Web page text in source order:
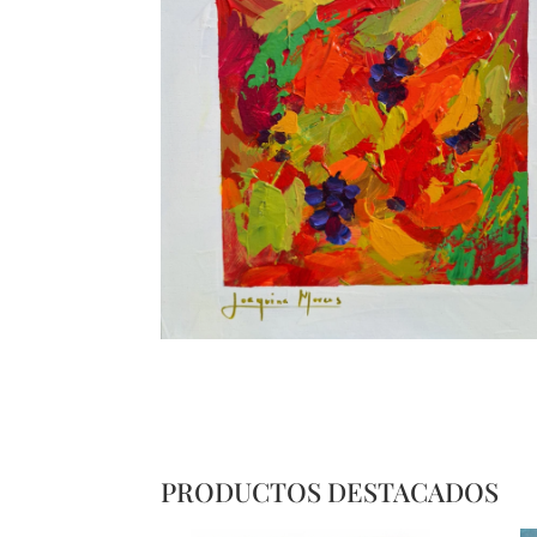
PRODUCTOS DESTACADOS